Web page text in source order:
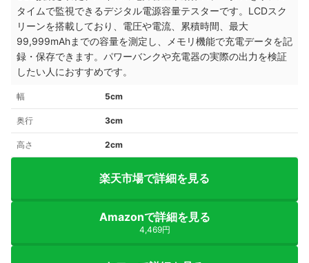
タイムで監視できるデジタル電源容量テスターです。LCDスク
リーンを搭載しており、電圧や電流、累積時間、最大
99,999mAhまでの容量を測定し、メモリ機能で充電データを記
録・保存できます。パワーバンクや充電器の実際の出力を検証
したい人におすすめです。
幅 5cm
奥行 3cm
高さ 2cm
楽天市場で詳細を見る
Amazonで詳細を見る
4,469円